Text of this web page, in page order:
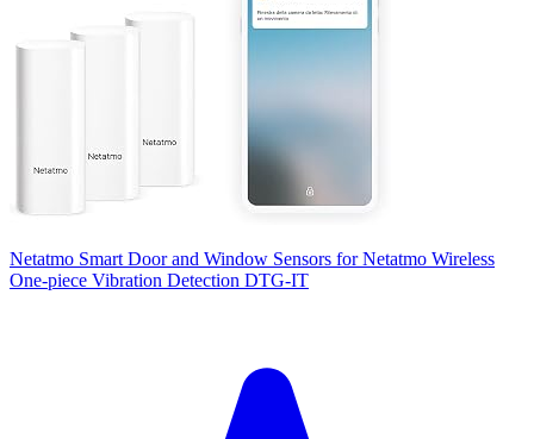
Netatmo Smart Door and Window Sensors for Netatmo Wireless
One-piece Vibration Detection DTG-IT